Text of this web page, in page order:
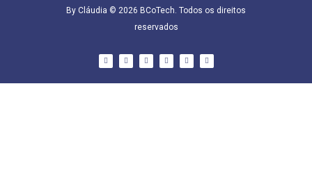
By Cláudia © 2026 BCoTech. Todos os direitos
reservados